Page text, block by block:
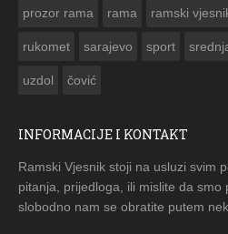
prozor rama rama ramski
rukomet sarajevo sport
uzdol čović
INFORMACIJE I KONTAKT
Ramski Vjesnik stoji na usluzi svim
pitanja, prijedloga, ili mislite da smo
slobodno nam se obratite putem